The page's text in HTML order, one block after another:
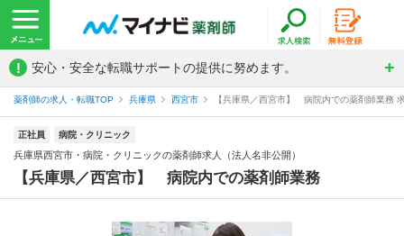
! 安心・安全な転職サポートの提供に努めます。
薬剤師の求人・転職TOP 兵庫県 西宮市 【兵庫県／西宮市】 病院内での薬剤師業務
正社員 病院・クリニック
兵庫県西宮市・病院・クリニックの薬剤師求人（法人名非公開）
【兵庫県／西宮市】 病院内での薬剤師業務